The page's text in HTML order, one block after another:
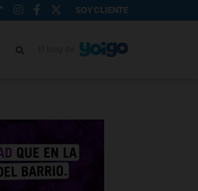
SOY CLIENTE